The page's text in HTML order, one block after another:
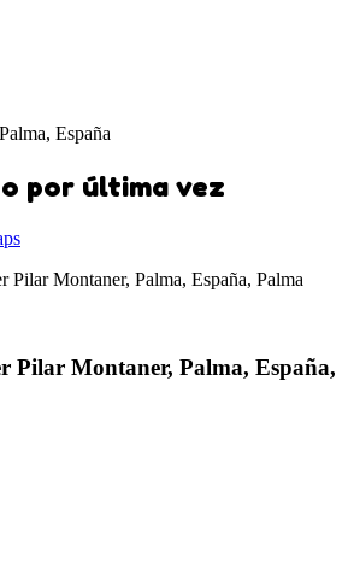
España
por última vez
Pilar Montaner, Palma, España, Palma
Pilar Montaner, Palma, España,